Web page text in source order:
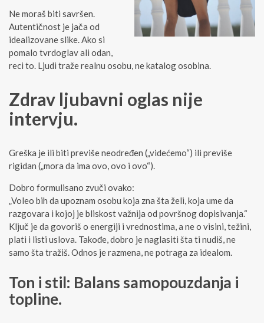
Ne moraš biti savršen.
Autentičnost je jača od
idealizovane slike. Ako si
pomalo tvrdoglav ali odan,
reci to. Ljudi traže realnu osobu, ne katalog osobina.
Zdrav ljubavni oglas nije
intervju.
Greška je ili biti previše neodređen („videćemo“) ili previše
rigidan („mora da ima ovo, ovo i ovo“).
Dobro formulisano zvuči ovako:
„Voleo bih da upoznam osobu koja zna šta želi, koja ume da
razgovara i kojoj je bliskost važnija od površnog dopisivanja.“
Ključ je da govoriš o energiji i vrednostima, a ne o visini, težini,
plati i listi uslova. Takođe, dobro je naglasiti šta ti nudiš, ne
samo šta tražiš. Odnos je razmena, ne potraga za idealom.
Ton i stil: Balans samopouzdanja i
topline.